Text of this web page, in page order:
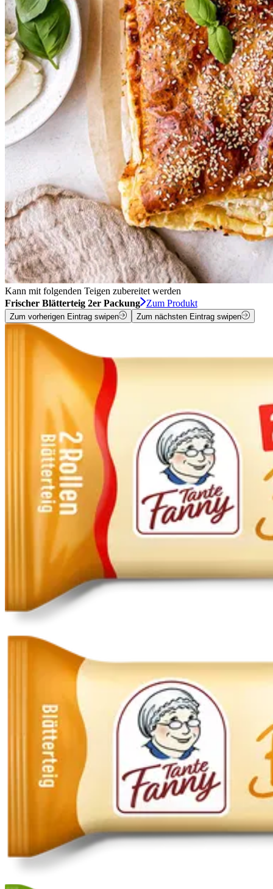
Kann mit folgenden Teigen zubereitet werden
Frischer Blätterteig 2er Packung
Zum Produkt
Zum vorherigen Eintrag swipen Zum nächsten Eintrag swipen